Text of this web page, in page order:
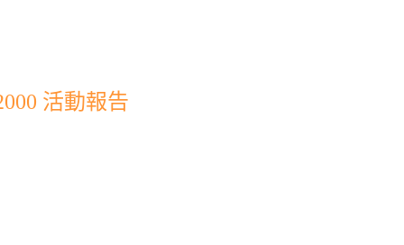
活動報告